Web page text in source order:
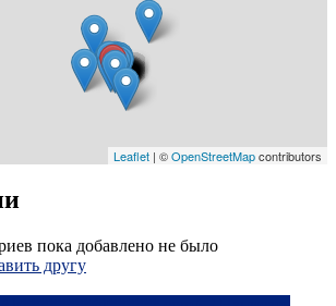
Leaflet | ©OpenStreetMapcontributors
пока добавлено не было
другу